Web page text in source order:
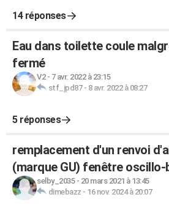
14 réponses
Eau dans toilette coule
fermé
V2- 7 avr. 2022 à 23:15
stf_jpd87- 8 avr. 2022 à 08:27
5 réponses
remplacement d'un renvoi
(marque GU) fenêtre
selby_2035- 20 mars 2021 à 13:45
dimebazz - 16 nov. 2024 à 20:07